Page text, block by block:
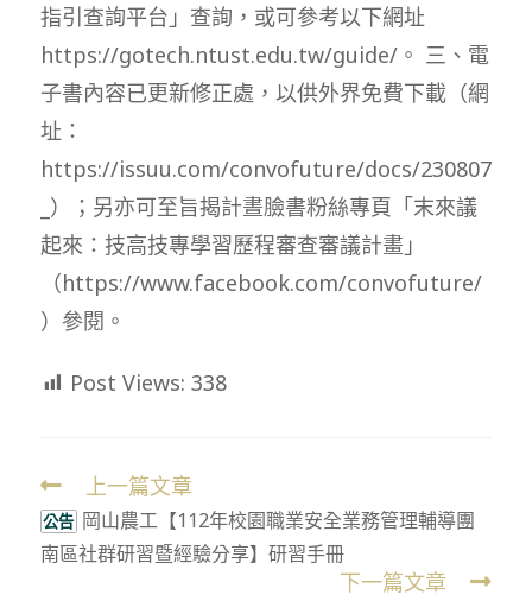
指引查詢平台」查詢，或可參考以下網址
https://gotech.ntust.edu.tw/guide/。 三、電
子書內容已更新修正處，以供外界免費下載（網
址：
https://issuu.com/convofuture/docs/230807
_）；另亦可至旨揭計晝臉書粉絲專頁「末來議
起來：技高技專學習歷程審查審議計畫」
（https://www.facebook.com/convofuture/
）參閱。
Post Views: 338
Read
more
articles
上一篇文章
公告 岡山農工【112年校園職業安全業務管理輔導團
南區社群研習暨經驗分享】研習手冊
下一篇文章